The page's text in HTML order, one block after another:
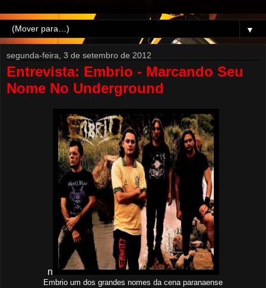
▼
segunda-feira, 3 de setembro de 2012
Entrevista: Embrio - Marcando Seu
Nome No Underground
n
Embrio um dos grandes nomes da cena paranaense